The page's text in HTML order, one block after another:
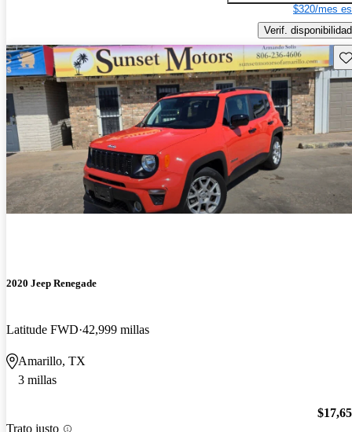
$320/mes
Verif. disponibilidad
2020 Jeep Renegade
Latitude FWD 42,999 millas
Amarillo, TX
3 millas
Trato justo